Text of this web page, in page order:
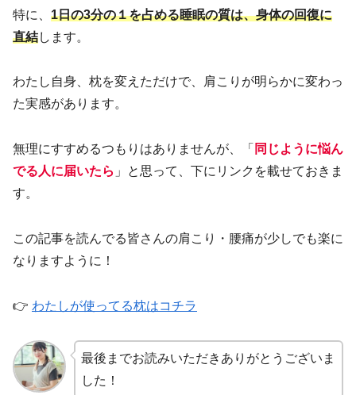
特に、 1日の3分の１を占める睡眠の質は、身体の回復に
直結します。
わたし自身、枕を変えただけで、肩こりが明らかに変わっ
た実感があります。
無理にすすめるつもりはありませんが、「 同じように悩ん
でる人に届いたら 」と思って、下にリンクを載せておきま
す。
この記事を読んでる皆さんの肩こり・腰痛が少しでも楽に
なりますように！
👉 わたしが使ってる枕はコチラ
最後までお読みいただきありがとうございま
した！